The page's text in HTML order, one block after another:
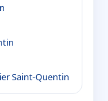
Saint-Quentin